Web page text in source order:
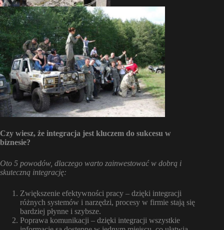
Czy wiesz, że integracja jest kluczem do sukcesu w
biznesie?
Oto 5 powodów, dlaczego warto zainwestować w dobrą i
skuteczną integrację:
Zwiększenie efektywności pracy – dzięki integracji
różnych systemów i narzędzi, procesy w firmie stają się
bardziej płynne i szybsze.
Poprawa komunikacji – dzięki integracji wszystkie